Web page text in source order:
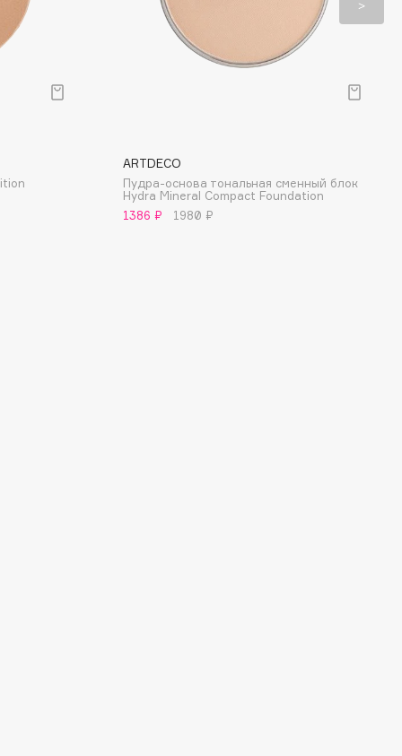
ARTDECO
Пудра-основа тональная сменный блок
Hydra Mineral Compact Foundation
1386 ₽
1980 ₽